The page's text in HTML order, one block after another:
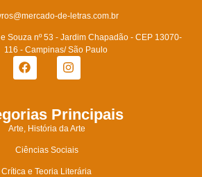
de-letras.com.br
Souza nº 53 - Jardim Chapadão - CEP 13070-
116 - Campinas/ São Paulo
Principais
Arte, História da Arte
Ciências Sociais
Crítica e Teoria Literária